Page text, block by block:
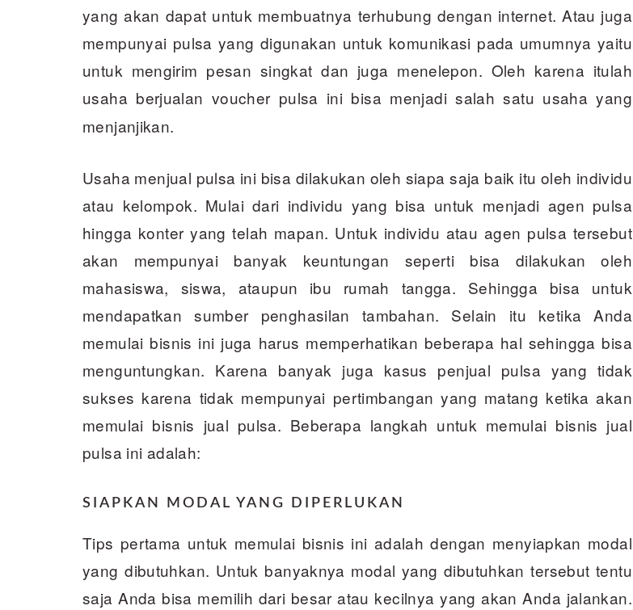
yang akan dapat untuk membuatnya terhubung dengan internet. Atau juga
mempunyai pulsa yang digunakan untuk komunikasi pada umumnya yaitu
untuk mengirim pesan singkat dan juga menelepon. Oleh karena itulah
usaha berjualan voucher pulsa ini bisa menjadi salah satu usaha yang
menjanjikan.
Usaha menjual pulsa ini bisa dilakukan oleh siapa saja baik itu oleh individu
atau kelompok. Mulai dari individu yang bisa untuk menjadi agen pulsa
hingga konter yang telah mapan. Untuk individu atau agen pulsa tersebut
akan mempunyai banyak keuntungan seperti bisa dilakukan oleh
mahasiswa, siswa, ataupun ibu rumah tangga. Sehingga bisa untuk
mendapatkan sumber penghasilan tambahan. Selain itu ketika Anda
memulai bisnis ini juga harus memperhatikan beberapa hal sehingga bisa
menguntungkan. Karena banyak juga kasus penjual pulsa yang tidak
sukses karena tidak mempunyai pertimbangan yang matang ketika akan
memulai bisnis jual pulsa. Beberapa langkah untuk memulai bisnis jual
pulsa ini adalah:
SIAPKAN MODAL YANG DIPERLUKAN
Tips pertama untuk memulai bisnis ini adalah dengan menyiapkan modal
yang dibutuhkan. Untuk banyaknya modal yang dibutuhkan tersebut tentu
saja Anda bisa memilih dari besar atau kecilnya yang akan Anda jalankan.